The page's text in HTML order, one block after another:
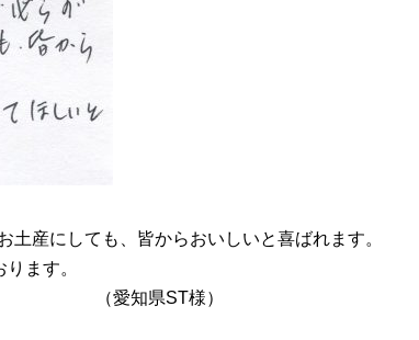
産にしても、皆からおいしいと喜ばれます。
ます。
様）